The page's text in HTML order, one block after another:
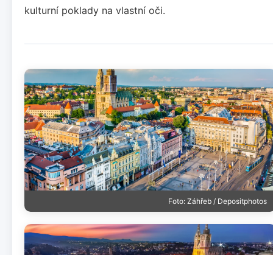
kulturní poklady na vlastní oči.
Foto: Záhřeb / Depositphotos